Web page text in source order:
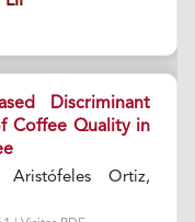
Discriminant
Coffee Quality in
Ortiz,